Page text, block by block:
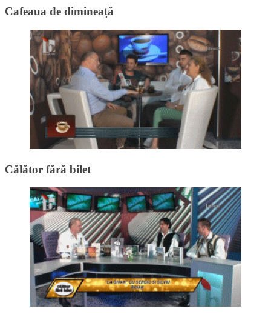
Cafeaua de dimineață
Călător fără bilet